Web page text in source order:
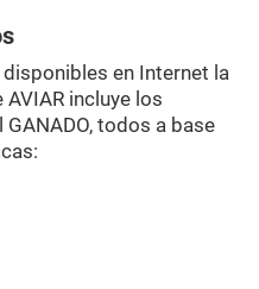
en Internet la
incluye los
todos a base